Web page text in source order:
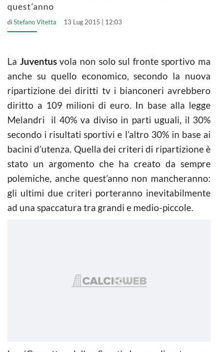
quest’anno
diStefano Vitetta 13 Lug 2015 | 12:03
La Juventusvola non solo sul fronte sportivo ma
anche su quello economico, secondo la nuova
ripartizione dei diritti tv i bianconeri avrebbero
diritto a 109 milioni di euro. In base alla legge
Melandri il 40% va diviso in parti uguali, il 30%
secondo i risultati sportivi e l’altro 30% in base ai
bacini d’utenza. Quella dei criteri di ripartizione è
stato un argomento che ha creato da sempre
polemiche, anche quest’anno non mancheranno:
gli ultimi due criteri porteranno inevitabilmente
ad una spaccatura tra grandi e medio-piccole.